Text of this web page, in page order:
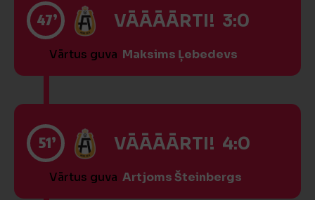
47’ VĀĀĀĀRTI! 3:0
Vārtus guva Maksims Ļebedevs
51’ VĀĀĀĀRTI! 4:0
Vārtus guva Artjoms Šteinbergs